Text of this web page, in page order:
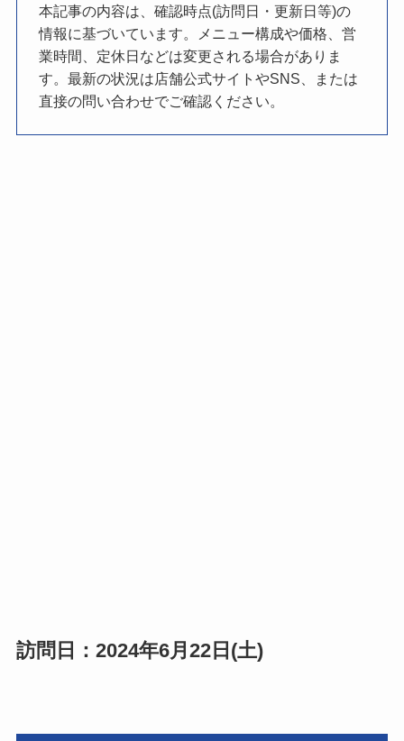
本記事の内容は、確認時点(訪問日・更新日等)の
情報に基づいています。メニュー構成や価格、営
業時間、定休日などは変更される場合がありま
す。最新の状況は店舗公式サイトやSNS、または
直接の問い合わせでご確認ください。
訪問日：2024年6月22日(土)